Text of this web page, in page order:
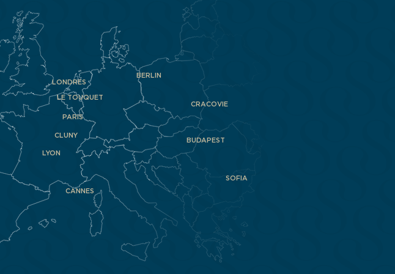
LONDRES
CANNES
LYON
CLUNY
PARIS
LE TOUQUET
BERLIN
CRACOVIE
BUDAPEST
SOFIA